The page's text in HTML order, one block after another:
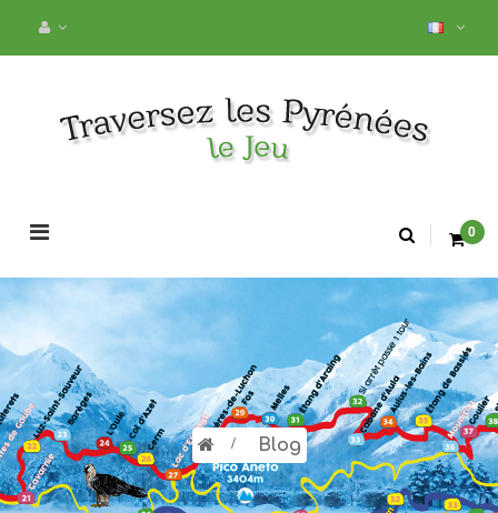
Basculer
navigation
0
> Blog